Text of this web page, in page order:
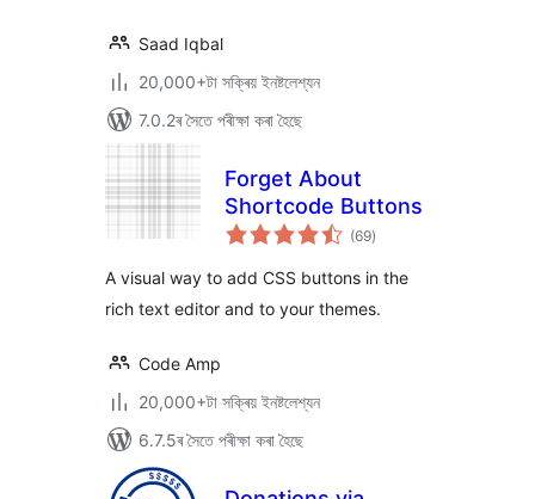
Saad Iqbal
20,000+টা সক্ৰিয় ইনষ্টলেশ্যন
7.0.2ৰ সৈতে পৰীক্ষা কৰা হৈছে
Forget About
Shortcode Buttons
(69টা
মুঠ)
A visual way to add CSS buttons in the
rich text editor and to your themes.
Code Amp
20,000+টা সক্ৰিয় ইনষ্টলেশ্যন
6.7.5ৰ সৈতে পৰীক্ষা কৰা হৈছে